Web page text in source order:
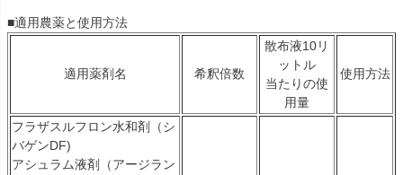
■適用農薬と使用方法
適用薬剤名 希釈倍数
散布液10リ
ットル
当たりの使
用量
使用方法
フラザスルフロン水和剤（シ
バゲンDF)
アシュラム液剤（アージラン